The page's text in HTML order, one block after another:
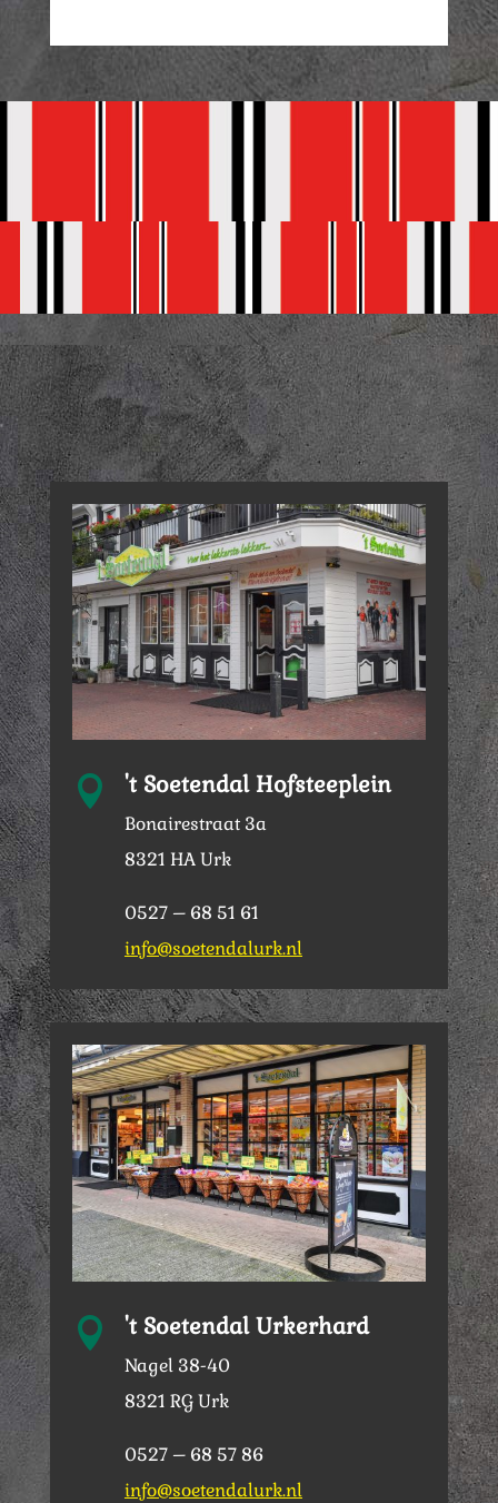
 't Soetendal Hofsteeplein
Bonairestraat 3a
8321 HA Urk
0527 – 68 51 61
info@soetendalurk.nl
 't Soetendal Urkerhard
Nagel 38-40
8321 RG Urk
0527 – 68 57 86
info@soetendalurk.nl